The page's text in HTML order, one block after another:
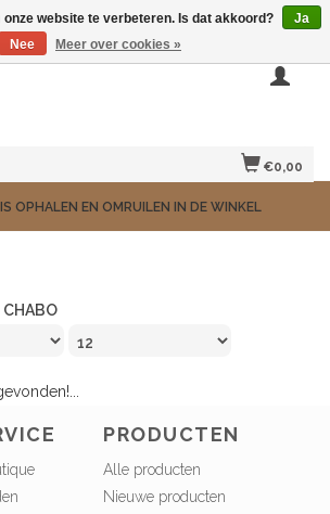
€0,00
OPHALEN EN OMRUILEN IN DE WINKEL
CHABO
PRODUCTEN
Alle producten
Nieuwe producten
website te verbeteren. Is dat akkoord?
Ja
Nee
Meer over cookies »